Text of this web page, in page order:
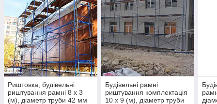
Риштовка, будівельні
риштування рамні 8 х 3
(м), діаметр труби 42 мм
Будівельні рамні
риштування комплектація
10 х 9 (м), діаметр труби